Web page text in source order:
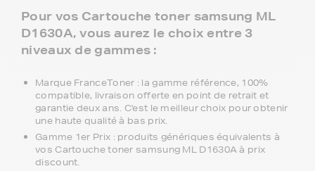
Pour vos Cartouche toner samsung ML
D1630A, vous aurez le choix entre 3
niveaux de gammes :
Marque FranceToner : la gamme référence, 100%
compatible, livraison offerte en point de retrait et
garantie deux ans. C'est le meilleur choix pour obtenir
une haute qualité à bas prix.
Gamme 1er Prix : produits génériques équivalents à
vos Cartouche toner samsung ML D1630A à prix
discount.